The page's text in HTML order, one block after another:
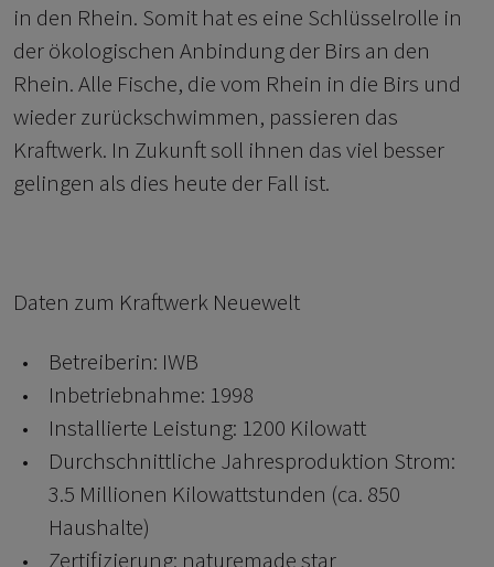
in den Rhein. Somit hat es eine Schlüsselrolle in
der ökologischen Anbindung der Birs an den
Rhein. Alle Fische, die vom Rhein in die Birs und
wieder zurückschwimmen, passieren das
Kraftwerk. In Zukunft soll ihnen das viel besser
gelingen als dies heute der Fall ist.
Daten zum Kraftwerk Neuewelt
Betreiberin: IWB
Inbetriebnahme: 1998
Installierte Leistung: 1200 Kilowatt
Durchschnittliche Jahresproduktion Strom:
3.5 Millionen Kilowattstunden (ca. 850
Haushalte)
Zertifizierung: naturemade star